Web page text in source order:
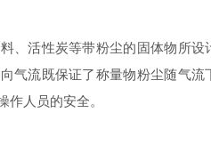
、活性炭等带粉尘的固体物所设
气流既保证了称量物粉尘随气
作人员的安全。